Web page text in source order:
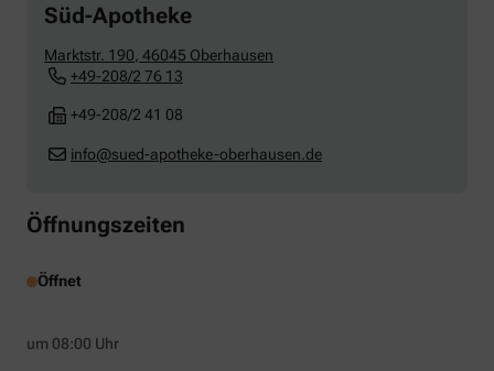
Süd-Apotheke
Marktstr. 190 46045 Oberhausen
+49-208/2 76 13
+49-208/2 41 08
info@sued-apotheke-oberhausen.de
Öffnungszeiten
Öffnet
um 08:00 Uhr